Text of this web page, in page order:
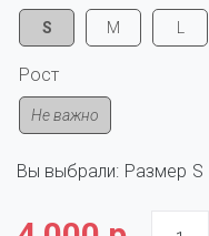
S M
Рост
Не важно
Вы выбрали: Размер S